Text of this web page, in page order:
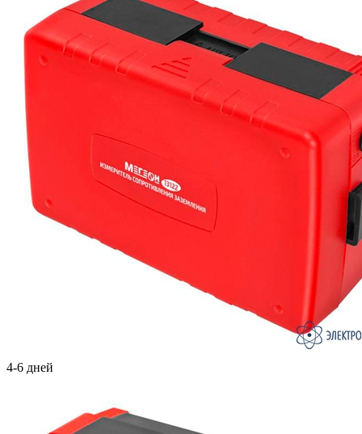
4-6 дней